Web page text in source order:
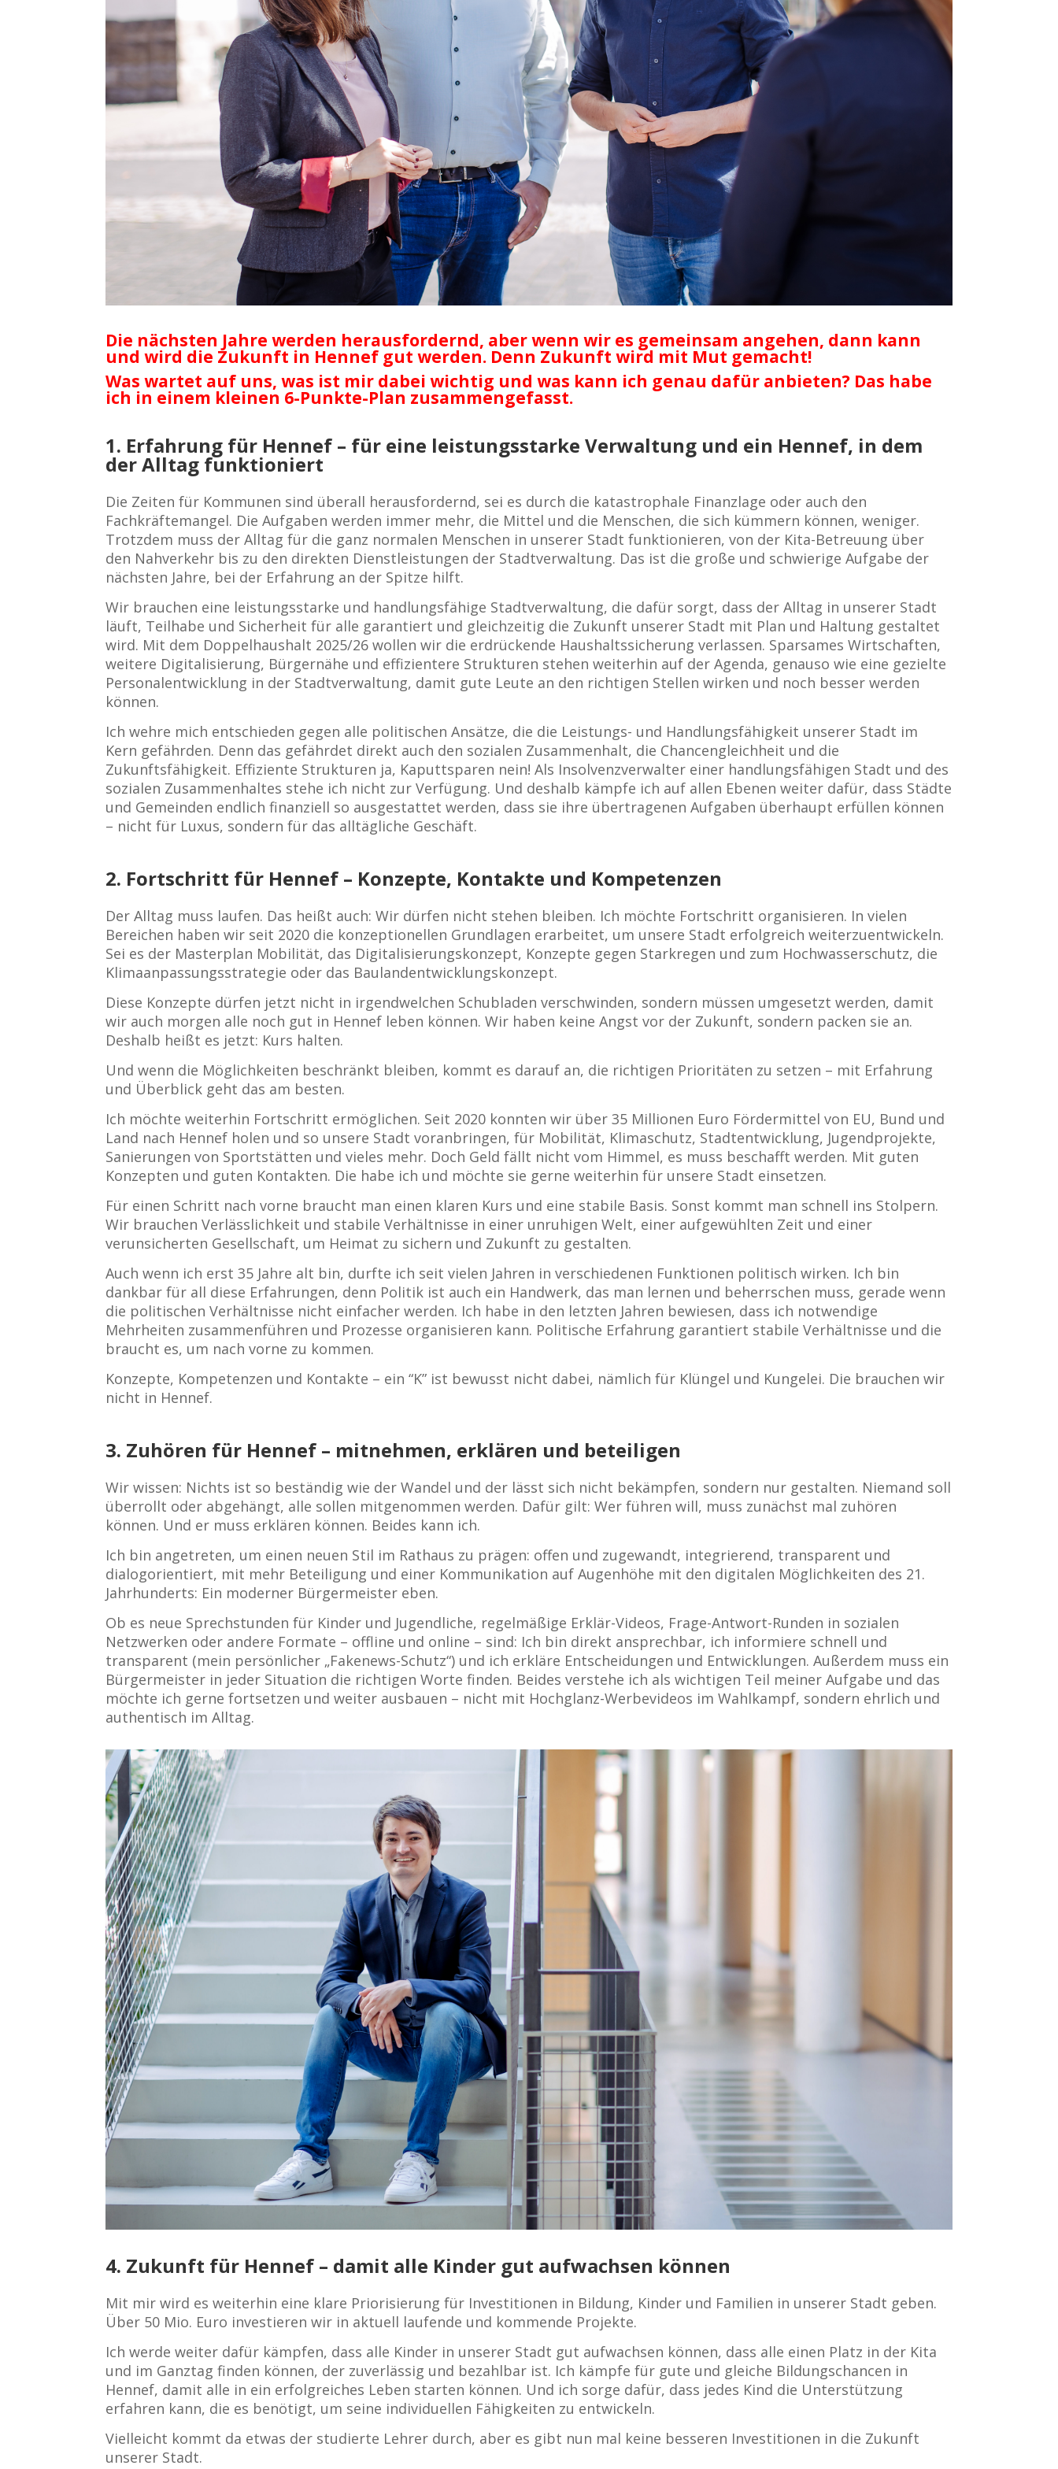
Die nächsten Jahre werden herausfordernd, aber wenn wir es gemeinsam angehen, dann kann
und wird die Zukunft in Hennef gut werden. Denn Zukunft wird mit Mut gemacht!
Was wartet auf uns, was ist mir dabei wichtig und was kann ich genau dafür anbieten? Das habe
ich in einem kleinen 6-Punkte-Plan zusammengefasst.
1. Erfahrung für Hennef – für eine leistungsstarke Verwaltung und ein Hennef, in dem
der Alltag funktioniert
Die Zeiten für Kommunen sind überall herausfordernd, sei es durch die katastrophale Finanzlage oder auch den
Fachkräftemangel. Die Aufgaben werden immer mehr, die Mittel und die Menschen, die sich kümmern können, weniger.
Trotzdem muss der Alltag für die ganz normalen Menschen in unserer Stadt funktionieren, von der Kita-Betreuung über
den Nahverkehr bis zu den direkten Dienstleistungen der Stadtverwaltung. Das ist die große und schwierige Aufgabe der
nächsten Jahre, bei der Erfahrung an der Spitze hilft.
Wir brauchen eine leistungsstarke und handlungsfähige Stadtverwaltung, die dafür sorgt, dass der Alltag in unserer Stadt
läuft, Teilhabe und Sicherheit für alle garantiert und gleichzeitig die Zukunft unserer Stadt mit Plan und Haltung gestaltet
wird. Mit dem Doppelhaushalt 2025/26 wollen wir die erdrückende Haushaltssicherung verlassen. Sparsames Wirtschaften,
weitere Digitalisierung, Bürgernähe und effizientere Strukturen stehen weiterhin auf der Agenda, genauso wie eine gezielte
Personalentwicklung in der Stadtverwaltung, damit gute Leute an den richtigen Stellen wirken und noch besser werden
können.
Ich wehre mich entschieden gegen alle politischen Ansätze, die die Leistungs- und Handlungsfähigkeit unserer Stadt im
Kern gefährden. Denn das gefährdet direkt auch den sozialen Zusammenhalt, die Chancengleichheit und die
Zukunftsfähigkeit. Effiziente Strukturen ja, Kaputtsparen nein! Als Insolvenzverwalter einer handlungsfähigen Stadt und des
sozialen Zusammenhaltes stehe ich nicht zur Verfügung. Und deshalb kämpfe ich auf allen Ebenen weiter dafür, dass Städte
und Gemeinden endlich finanziell so ausgestattet werden, dass sie ihre übertragenen Aufgaben überhaupt erfüllen können
– nicht für Luxus, sondern für das alltägliche Geschäft.
2. Fortschritt für Hennef – Konzepte, Kontakte und Kompetenzen
Der Alltag muss laufen. Das heißt auch: Wir dürfen nicht stehen bleiben. Ich möchte Fortschritt organisieren. In vielen
Bereichen haben wir seit 2020 die konzeptionellen Grundlagen erarbeitet, um unsere Stadt erfolgreich weiterzuentwickeln.
Sei es der Masterplan Mobilität, das Digitalisierungskonzept, Konzepte gegen Starkregen und zum Hochwasserschutz, die
Klimaanpassungsstrategie oder das Baulandentwicklungskonzept.
Diese Konzepte dürfen jetzt nicht in irgendwelchen Schubladen verschwinden, sondern müssen umgesetzt werden, damit
wir auch morgen alle noch gut in Hennef leben können. Wir haben keine Angst vor der Zukunft, sondern packen sie an.
Deshalb heißt es jetzt: Kurs halten.
Und wenn die Möglichkeiten beschränkt bleiben, kommt es darauf an, die richtigen Prioritäten zu setzen – mit Erfahrung
und Überblick geht das am besten.
Ich möchte weiterhin Fortschritt ermöglichen. Seit 2020 konnten wir über 35 Millionen Euro Fördermittel von EU, Bund und
Land nach Hennef holen und so unsere Stadt voranbringen, für Mobilität, Klimaschutz, Stadtentwicklung, Jugendprojekte,
Sanierungen von Sportstätten und vieles mehr. Doch Geld fällt nicht vom Himmel, es muss beschafft werden. Mit guten
Konzepten und guten Kontakten. Die habe ich und möchte sie gerne weiterhin für unsere Stadt einsetzen.
Für einen Schritt nach vorne braucht man einen klaren Kurs und eine stabile Basis. Sonst kommt man schnell ins Stolpern.
Wir brauchen Verlässlichkeit und stabile Verhältnisse in einer unruhigen Welt, einer aufgewühlten Zeit und einer
verunsicherten Gesellschaft, um Heimat zu sichern und Zukunft zu gestalten.
Auch wenn ich erst 35 Jahre alt bin, durfte ich seit vielen Jahren in verschiedenen Funktionen politisch wirken. Ich bin
dankbar für all diese Erfahrungen, denn Politik ist auch ein Handwerk, das man lernen und beherrschen muss, gerade wenn
die politischen Verhältnisse nicht einfacher werden. Ich habe in den letzten Jahren bewiesen, dass ich notwendige
Mehrheiten zusammenführen und Prozesse organisieren kann. Politische Erfahrung garantiert stabile Verhältnisse und die
braucht es, um nach vorne zu kommen.
Konzepte, Kompetenzen und Kontakte – ein “K” ist bewusst nicht dabei, nämlich für Klüngel und Kungelei. Die brauchen wir
nicht in Hennef.
3. Zuhören für Hennef – mitnehmen, erklären und beteiligen
Wir wissen: Nichts ist so beständig wie der Wandel und der lässt sich nicht bekämpfen, sondern nur gestalten. Niemand soll
überrollt oder abgehängt, alle sollen mitgenommen werden. Dafür gilt: Wer führen will, muss zunächst mal zuhören
können. Und er muss erklären können. Beides kann ich.
Ich bin angetreten, um einen neuen Stil im Rathaus zu prägen: offen und zugewandt, integrierend, transparent und
dialogorientiert, mit mehr Beteiligung und einer Kommunikation auf Augenhöhe mit den digitalen Möglichkeiten des 21.
Jahrhunderts: Ein moderner Bürgermeister eben.
Ob es neue Sprechstunden für Kinder und Jugendliche, regelmäßige Erklär-Videos, Frage-Antwort-Runden in sozialen
Netzwerken oder andere Formate – offline und online – sind: Ich bin direkt ansprechbar, ich informiere schnell und
transparent (mein persönlicher „Fakenews-Schutz“) und ich erkläre Entscheidungen und Entwicklungen. Außerdem muss ein
Bürgermeister in jeder Situation die richtigen Worte finden. Beides verstehe ich als wichtigen Teil meiner Aufgabe und das
möchte ich gerne fortsetzen und weiter ausbauen – nicht mit Hochglanz-Werbevideos im Wahlkampf, sondern ehrlich und
authentisch im Alltag.
4. Zukunft für Hennef – damit alle Kinder gut aufwachsen können
Mit mir wird es weiterhin eine klare Priorisierung für Investitionen in Bildung, Kinder und Familien in unserer Stadt geben.
Über 50 Mio. Euro investieren wir in aktuell laufende und kommende Projekte.
Ich werde weiter dafür kämpfen, dass alle Kinder in unserer Stadt gut aufwachsen können, dass alle einen Platz in der Kita
und im Ganztag finden können, der zuverlässig und bezahlbar ist. Ich kämpfe für gute und gleiche Bildungschancen in
Hennef, damit alle in ein erfolgreiches Leben starten können. Und ich sorge dafür, dass jedes Kind die Unterstützung
erfahren kann, die es benötigt, um seine individuellen Fähigkeiten zu entwickeln.
Vielleicht kommt da etwas der studierte Lehrer durch, aber es gibt nun mal keine besseren Investitionen in die Zukunft
unserer Stadt.